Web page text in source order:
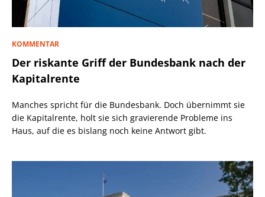
KOMMENTAR
Der riskante Griff der Bundesbank nach der
Kapitalrente
Manches spricht für die Bundesbank. Doch übernimmt sie
die Kapitalrente, holt sie sich gravierende Probleme ins
Haus, auf die es bislang noch keine Antwort gibt.